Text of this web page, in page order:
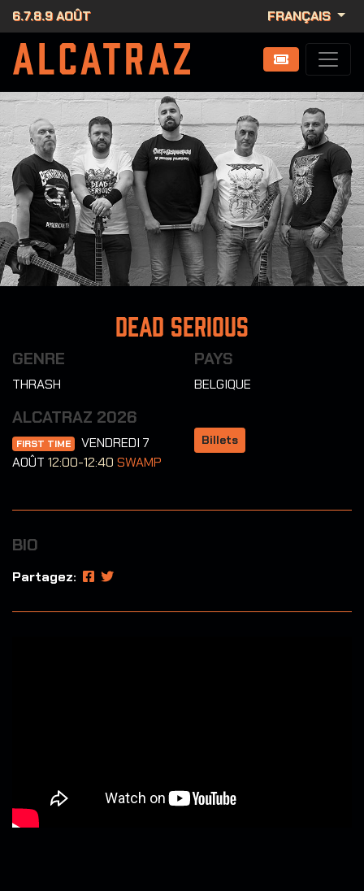
6.7.8.9 AOÛT FRANÇAIS
Dead Serious
GENRE
THRASH
PAYS
BELGIQUE
ALCATRAZ 2026
FIRST TIME
VENDREDI 7
AOÛT 12:00-12:40 SWAMP
Billets
BIO
Partagez: